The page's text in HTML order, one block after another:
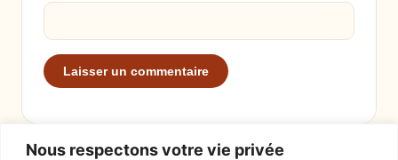
Nous respectons votre vie privée